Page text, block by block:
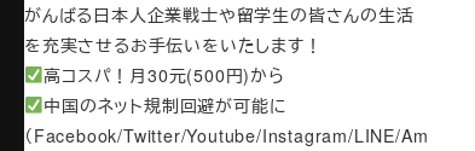
がんばる日本人企業戦士や留学生の皆さんの生活
を充実させるお手伝いをいたします！
高コスパ！月30元(500円)から
中国のネット規制回避が可能に
（Facebook/Twitter/Youtube/Instagram/LINE/Am